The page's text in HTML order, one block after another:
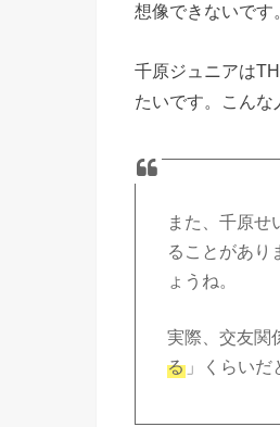
想像できないです。
千原ジュニアは
たいです。こんな
また、千原せ
ることがあり
ょうね。
実際、交友関
る 」くらいだ